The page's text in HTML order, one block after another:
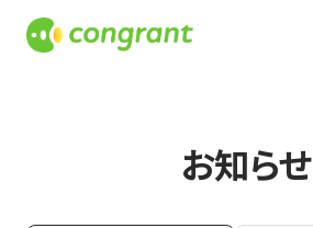
お知らせ